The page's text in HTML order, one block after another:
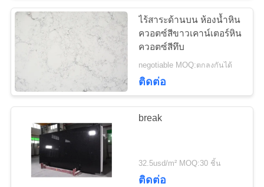
เรา
โรงงาน
ควบคุม
คุณภาพ
ไร้สาระด้านบน ห้องน้ำหิน
ควอตซ์สีขาวเคาน์เตอร์หิน
ควอตซ์สีทึบ
negotiable MOQ:ตกลงกันได้
ติดต่อ
break
32.5usd/m² MOQ:30 ชิ้น
ติดต่อ